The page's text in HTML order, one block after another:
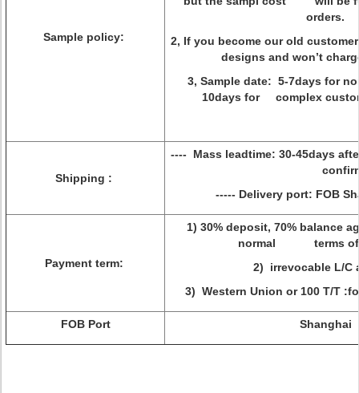
Sample policy:
orders.
2, If you become our old
designs and won’t charge
3, Sample date: 5-7days for
10days for complex
Shipping :
---- Mass leadtime: 30-45days
----- Delivery port: FOB
Payment term:
1) 30% deposit, 70% balance
normal terms of
2) irrevocable L/C
3) Western Union or 100 T/T
FOB Port Shanghai